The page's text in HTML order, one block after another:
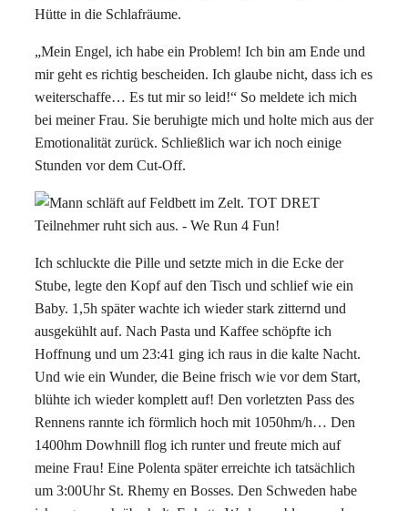
Hütte in die Schlafräume.
„Mein Engel, ich habe ein Problem! Ich bin am Ende und
mir geht es richtig bescheiden. Ich glaube nicht, dass ich es
weiterschaffe… Es tut mir so leid!“ So meldete ich mich
bei meiner Frau. Sie beruhigte mich und holte mich aus der
Emotionalität zurück. Schließlich war ich noch einige
Stunden vor dem Cut-Off.
Ich schluckte die Pille und setzte mich in die Ecke der
Stube, legte den Kopf auf den Tisch und schlief wie ein
Baby. 1,5h später wachte ich wieder stark zitternd und
ausgekühlt auf. Nach Pasta und Kaffee schöpfte ich
Hoffnung und um 23:41 ging ich raus in die kalte Nacht.
Und wie ein Wunder, die Beine frisch wie vor dem Start,
blühte ich wieder komplett auf! Den vorletzten Pass des
Rennens rannte ich förmlich hoch mit 1050hm/h… Den
1400hm Dowhnill flog ich runter und freute mich auf
meine Frau! Eine Polenta später erreichte ich tatsächlich
um 3:00Uhr St. Rhemy en Bosses. Den Schweden habe